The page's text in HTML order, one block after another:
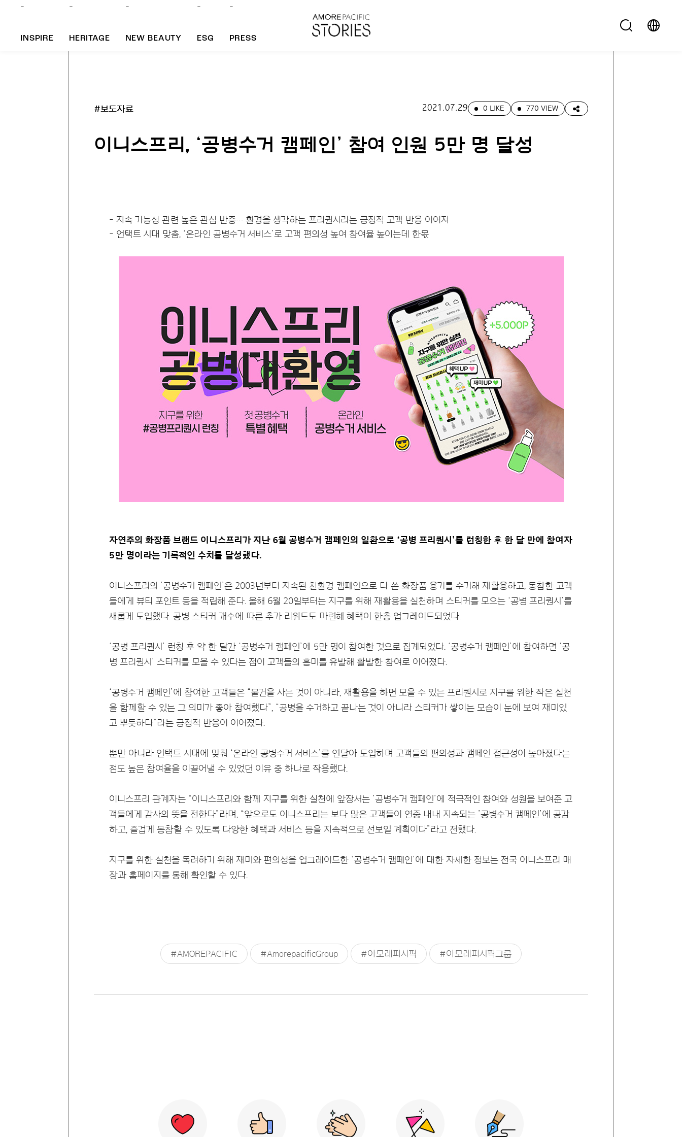
INSPIRE HERITAGE NEW BEAUTY ESG PRESS
#보도자료 2021.07.29 0 LIKE 770 VIEW
이니스프리, ‘공병수거 캠페인’ 참여 인원 5만 명 달성
지속 가능성 관련 높은 관심 반증… 환경을 생각하는 프리퀀시라는 긍정적 고객 반응 이어져
언택트 시대 맞춤, ‘온라인 공병수거 서비스’로 고객 편의성 높여 참여율 높이는데 한몫
자연주의 화장품 브랜드 이니스프리가 지난 6월 공병수거 캠페인의 일환으로 ‘공병 프리퀀시’를 런칭한 후 한 달 만에 참여자
5만 명이라는 기록적인 수치를 달성했다.
이니스프리의 ’공병수거 캠페인’은 2003년부터 지속된 친환경 캠페인으로 다 쓴 화장품 용기를 수거해 재활용하고, 동참한 고객
들에게 뷰티 포인트 등을 적립해 준다. 올해 6월 20일부터는 지구를 위해 재활용을 실천하며 스티커를 모으는 ‘공병 프리퀀시’를
새롭게 도입했다. 공병 스티커 개수에 따른 추가 리워드도 마련해 혜택이 한층 업그레이드되었다.
‘공병 프리퀀시’ 런칭 후 약 한 달간 ‘공병수거 캠페인’에 5만 명이 참여한 것으로 집계되었다. ‘공병수거 캠페인’에 참여하면 ‘공
병 프리퀀시’ 스티커를 모을 수 있다는 점이 고객들의 흥미를 유발해 활발한 참여로 이어졌다.
‘공병수거 캠페인’에 참여한 고객들은 “물건을 사는 것이 아니라, 재활용을 하면 모을 수 있는 프리퀀시로 지구를 위한 작은 실천
을 함께할 수 있는 그 의미가 좋아 참여했다”, “공병을 수거하고 끝나는 것이 아니라 스티커가 쌓이는 모습이 눈에 보여 재미있
고 뿌듯하다”라는 긍정적 반응이 이어졌다.
뿐만 아니라 언택트 시대에 맞춰 ‘온라인 공병수거 서비스’를 연달아 도입하며 고객들의 편의성과 캠페인 접근성이 높아졌다는
점도 높은 참여율을 이끌어낼 수 있었던 이유 중 하나로 작용했다.
이니스프리 관계자는 “이니스프리와 함께 지구를 위한 실천에 앞장서는 ’공병수거 캠페인’에 적극적인 참여와 성원을 보여준 고
객들에게 감사의 뜻을 전한다”라며, “앞으로도 이니스프리는 보다 많은 고객들이 연중 내내 지속되는 ’공병수거 캠페인’에 공감
하고, 즐겁게 동참할 수 있도록 다양한 혜택과 서비스 등을 지속적으로 선보일 계획이다”라고 전했다.
지구를 위한 실천을 독려하기 위해 재미와 편의성을 업그레이드한 ‘공병수거 캠페인’에 대한 자세한 정보는 전국 이니스프리 매
장과 홈페이지를 통해 확인할 수 있다.
#AMOREPACIFIC #AmorepacificGroup #아모레퍼시픽 #아모레퍼시픽그룹